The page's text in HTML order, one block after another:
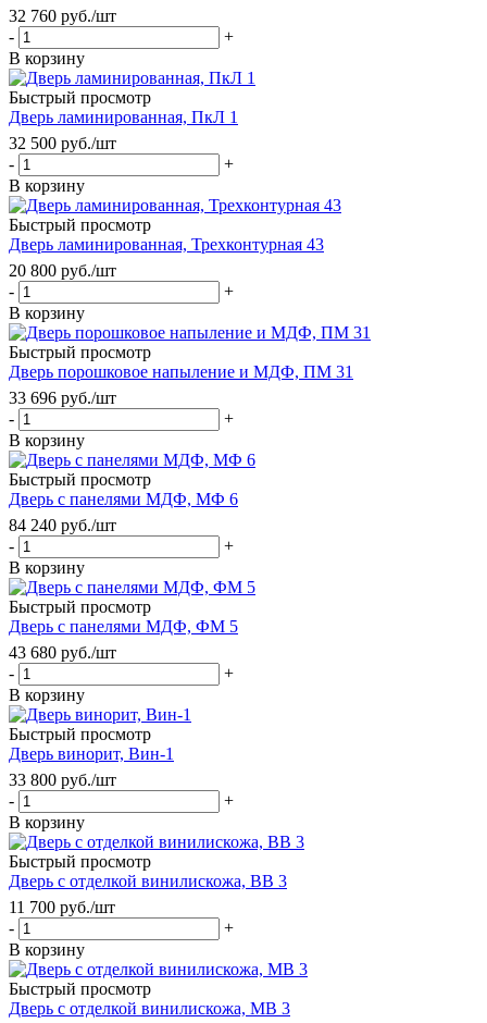
32 760 руб./шт
-
+
В корзину
Быстрый просмотр
Дверь ламинированная, ПкЛ 1
32 500 руб./шт
-
+
В корзину
Быстрый просмотр
Дверь ламинированная, Трехконтурная 43
20 800 руб./шт
-
+
В корзину
Быстрый просмотр
Дверь порошковое напыление и МДФ, ПМ 31
33 696 руб./шт
-
+
В корзину
Быстрый просмотр
Дверь с панелями МДФ, МФ 6
84 240 руб./шт
-
+
В корзину
Быстрый просмотр
Дверь с панелями МДФ, ФМ 5
43 680 руб./шт
-
+
В корзину
Быстрый просмотр
Дверь винорит, Вин-1
33 800 руб./шт
-
+
В корзину
Быстрый просмотр
Дверь с отделкой винилискожа, ВВ 3
11 700 руб./шт
-
+
В корзину
Быстрый просмотр
Дверь с отделкой винилискожа, МВ 3